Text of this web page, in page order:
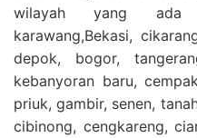
wilayah yang ada
karawang,Bekasi,
depok, bogor,
kebanyoran baru,
priuk, gambir, senen,
cibinong, cengkareng,